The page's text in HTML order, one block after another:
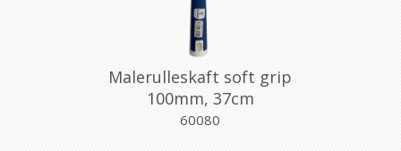
Malerulleskaft soft grip
100mm, 37cm
60080